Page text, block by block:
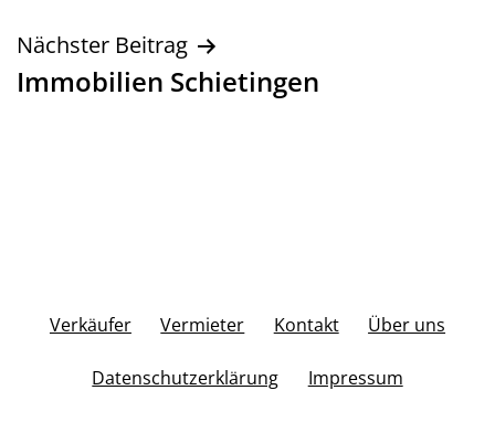
Nächster Beitrag
Immobilien Schietingen
Verkäufer Vermieter Kontakt Über uns
Datenschutzerklärung Impressum